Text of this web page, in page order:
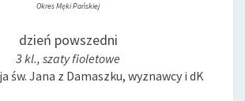
Okres Męki Pańskiej
dzień powszedni
3 kl., szaty fioletowe
św. Jana z Damaszku, wyznawcy i dK